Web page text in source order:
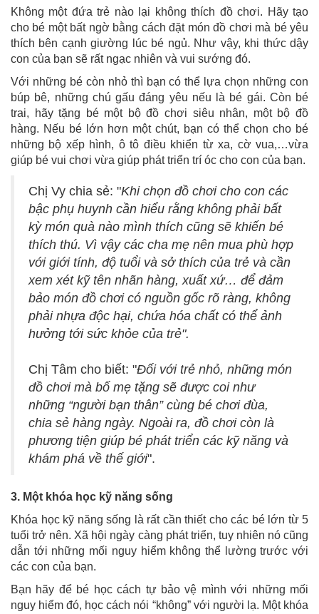
Không một đứa trẻ nào lại không thích đồ chơi. Hãy tạo
cho bé một bất ngờ bằng cách đặt món đồ chơi mà bé yêu
thích bên cạnh giường lúc bé ngủ. Như vậy, khi thức dậy
con của bạn sẽ rất ngạc nhiên và vui sướng đó.
Với những bé còn nhỏ thì bạn có thể lựa chọn những con
búp bê, những chú gấu đáng yêu nếu là bé gái. Còn bé
trai, hãy tặng bé một bộ đồ chơi siêu nhân, một bộ đồ
hàng. Nếu bé lớn hơn một chút, bạn có thể chọn cho bé
những bộ xếp hình, ô tô điều khiển từ xa, cờ vua,…vừa
giúp bé vui chơi vừa giúp phát triển trí óc cho con của bạn.
Chị Vy chia sẻ: "Khi chọn đồ chơi cho con các
bậc phụ huynh cần hiểu rằng không phải bất
kỳ món quà nào mình thích cũng sẽ khiến bé
thích thú. Vì vậy các cha mẹ nên mua phù hợp
với giới tính, độ tuổi và sở thích của trẻ và cần
xem xét kỹ tên nhãn hàng, xuất xứ… để đảm
bảo món đồ chơi có nguồn gốc rõ ràng, không
phải nhựa độc hại, chứa hóa chất có thể ảnh
hưởng tới sức khỏe của trẻ".
Chị Tâm cho biết: "Đối với trẻ nhỏ, những món
đồ chơi mà bố mẹ tặng sẽ được coi như
những “người bạn thân” cùng bé chơi đùa,
chia sẻ hàng ngày. Ngoài ra, đồ chơi còn là
phương tiện giúp bé phát triển các kỹ năng và
khám phá về thế giới".
3. Một khóa học kỹ năng sống
Khóa học kỹ năng sống là rất cần thiết cho các bé lớn từ 5
tuổi trở nên. Xã hội ngày càng phát triển, tuy nhiên nó cũng
dẫn tới những mối nguy hiểm không thể lường trước với
các con của bạn.
Bạn hãy để bé học cách tự bảo vệ mình với những mối
nguy hiểm đó, học cách nói “không” với người lạ. Một khóa